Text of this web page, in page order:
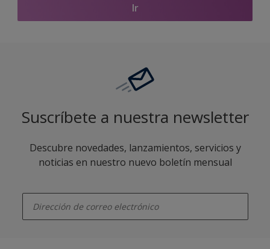
Ir
Suscríbete a nuestra newsletter
Descubre novedades, lanzamientos, servicios y
noticias en nuestro nuevo boletín mensual